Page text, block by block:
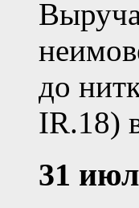
до
IR.18)
31